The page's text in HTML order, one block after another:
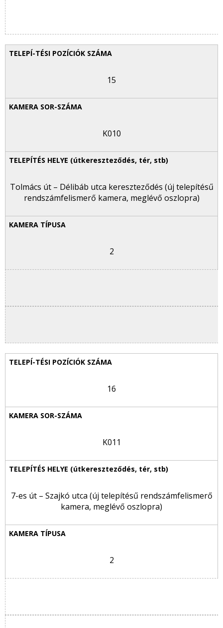
15
K010
Tolmács út – Délibáb utca kereszteződés (új telepítésű
rendszámfelismerő kamera, meglévő oszlopra)
2
16
K011
7-es út – Szajkó utca (új telepítésű rendszámfelismerő
kamera, meglévő oszlopra)
2